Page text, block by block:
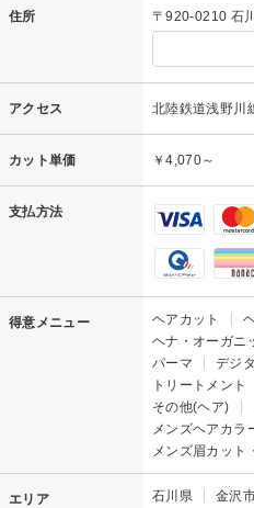
住所 〒920-0210 石
アクセス 北陸鉄道浅野川
カット単価 ￥4,070～
支払方法
得意メニュー ヘアカット
ヘナ・オーガニ
パーマ
デジ
トリートメント
その他(ヘア)
メンズヘアカラ
メンズ眉カット
エリア 石川県 金沢